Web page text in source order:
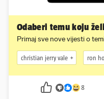
Odaberi temu koju
Primaj sve nove vijesti o
christian jerry vale ron
8